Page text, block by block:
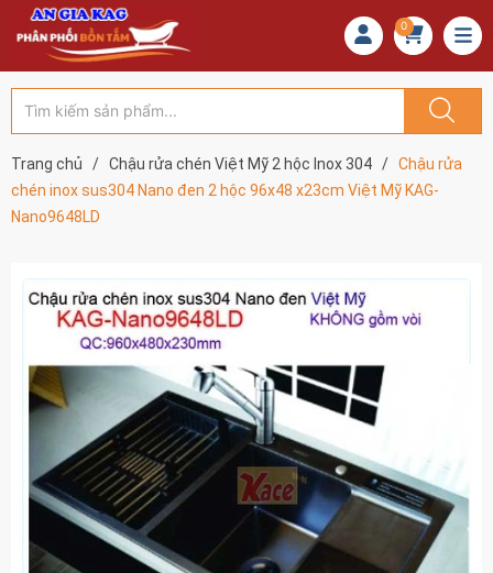
0
Trang chủ / Chậu rửa chén Việt Mỹ 2 hộc Inox 304 / Chậu rửa
chén inox sus304 Nano đen 2 hộc 96x48 x23cm Việt Mỹ KAG-
Nano9648LD